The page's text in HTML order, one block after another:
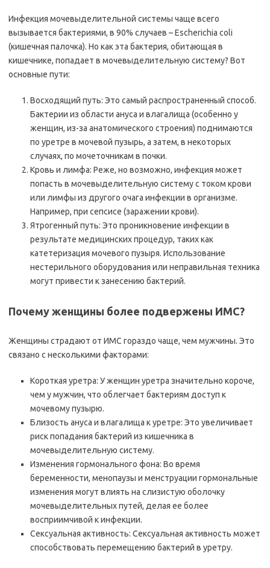
Инфекция мочевыделительной системы чаще всего
вызывается бактериями, в 90% случаев – Escherichia coli
(кишечная палочка). Но как эта бактерия, обитающая в
кишечнике, попадает в мочевыделительную систему? Вот
основные пути:
Восходящий путь: Это самый распространенный способ.
Бактерии из области ануса и влагалища (особенно у
женщин, из-за анатомического строения) поднимаются
по уретре в мочевой пузырь, а затем, в некоторых
случаях, по мочеточникам в почки.
Кровь и лимфа: Реже, но возможно, инфекция может
попасть в мочевыделительную систему с током крови
или лимфы из другого очага инфекции в организме.
Например, при сепсисе (заражении крови).
Ятрогенный путь: Это проникновение инфекции в
результате медицинских процедур, таких как
катетеризация мочевого пузыря. Использование
нестерильного оборудования или неправильная техника
могут привести к занесению бактерий.
Почему женщины более подвержены ИМС?
Женщины страдают от ИМС гораздо чаще, чем мужчины. Это
связано с несколькими факторами:
Короткая уретра: У женщин уретра значительно короче,
чем у мужчин, что облегчает бактериям доступ к
мочевому пузырю.
Близость ануса и влагалища к уретре: Это увеличивает
риск попадания бактерий из кишечника в
мочевыделительную систему.
Изменения гормонального фона: Во время
беременности, менопаузы и менструации гормональные
изменения могут влиять на слизистую оболочку
мочевыделительных путей, делая ее более
восприимчивой к инфекции.
Сексуальная активность: Сексуальная активность может
способствовать перемещению бактерий в уретру.